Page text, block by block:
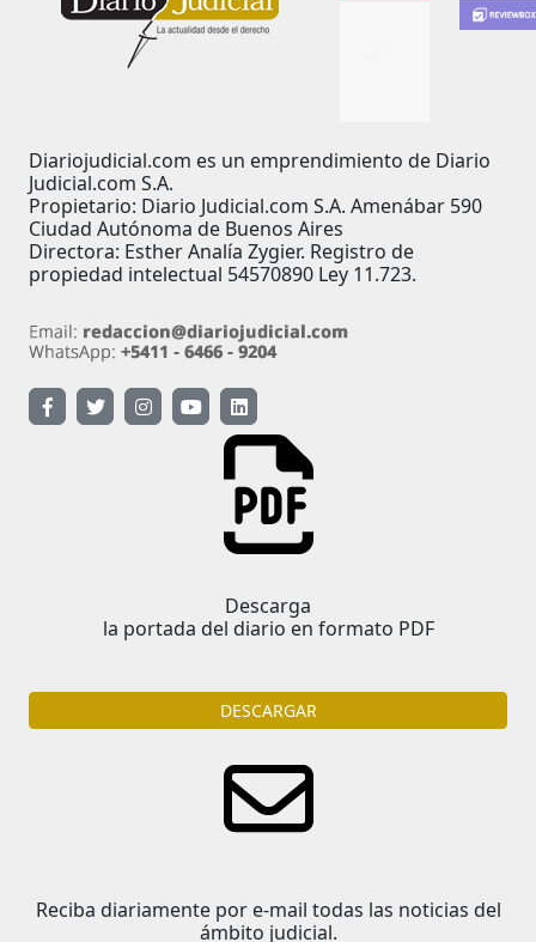
Diariojudicial.com es un emprendimiento de Diario
Judicial.com S.A.
Propietario: Diario Judicial.com S.A. Amenábar 590
Ciudad Autónoma de Buenos Aires
Directora: Esther Analía Zygier. Registro de
propiedad intelectual 54570890 Ley 11.723.
Descarga
la portada del diario en formato PDF
DESCARGAR
Reciba diariamente por e-mail todas las noticias del
ámbito judicial.